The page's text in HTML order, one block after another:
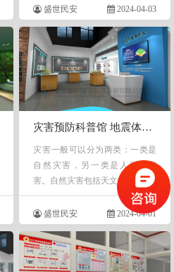
盛世民安 2024-04-03
灾害预防科普馆 地震体验馆 灾难医学救援体验馆
灾害一般可以分为两类：一类是
自然灾害，另一类是人为的灾
害。自然灾害包括天文......
盛世民安 2024-04-01